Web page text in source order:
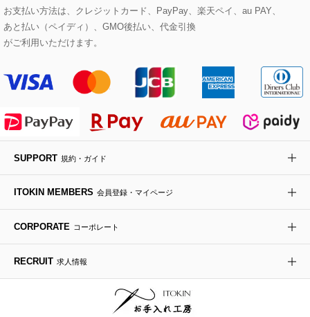
eur3
Maison de CINQ
MK MICHEL KLEIN BAG
re:edition project 165
セットアップワンピース
ステンカラーコート
ライダースジャケット
デニムジャケット
ダウンジャケット・コート
その他のコート・ブルゾン
ヘアアクセサリー
ハンカチ・バンダナ
手袋
チャーム・ストラップ
傘・日傘
ブローチ・コサージュ
ボストンバッグ
バックパック・リュック
ボディバッグ・メッセンジャーバッグ
トラベルバッグ
ビジネスバッグ
その他のバッグ
スニーカー
フラットシューズ
ローファー
ドレスシューズ
サンダル・ミュール
その他のシューズ
ローズ
カサブランカ・カラー
ラナンキュラス
ポプリアレンジ＆フレグランス
その他のアートフラワー
お支払い方法は、クレジットカード、PayPay、楽天ペイ、au PAY、
あと払い（ペイディ）、GMO後払い、代金引換
がご利用いただけます。
SUPPORT 規約・ガイド
ITOKIN MEMBERS 会員登録・マイページ
CORPORATE コーポレート
RECRUIT 求人情報